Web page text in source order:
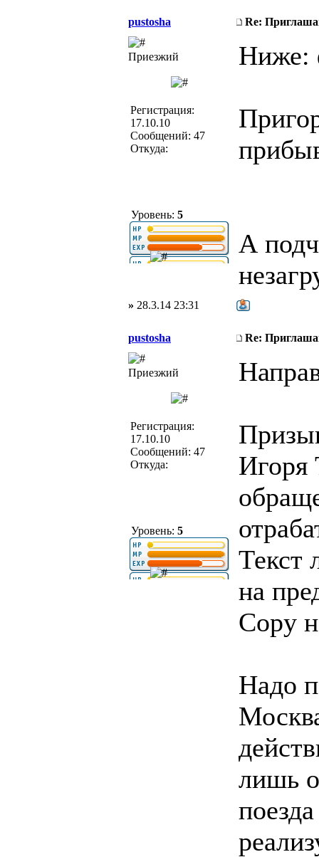
pustosha Re:
Приезжий
Регистрация:
17.10.10
Сообщений: 47
Откуда:
Уровень: 5
Ниже:
А
» 28.3.14 23:31
pustosha Re:
Приезжий
Регистрация:
17.10.10
Сообщений: 47
Откуда:
Уровень: 5
Игоря
Текст
на
Copy
Надо
лишь о